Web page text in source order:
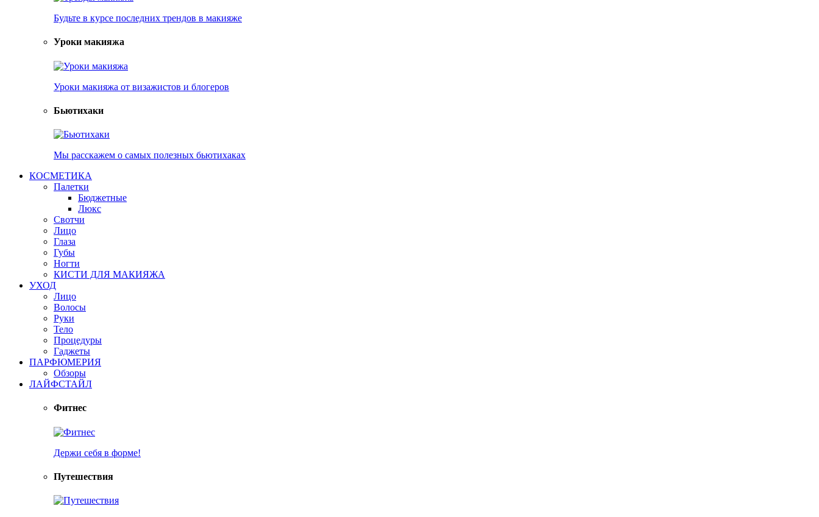
Будьте в курсе последних трендов в макияже
Уроки макияжа
Уроки макияжа от визажистов и блогеров
Бьютихаки
Мы расскажем о самых полезных бьютихаках
КОСМЕТИКА
Палетки
Бюджетные
Люкс
Свотчи
Лицо
Глаза
Губы
Ногти
КИСТИ ДЛЯ МАКИЯЖА
УХОД
Лицо
Волосы
Руки
Тело
Процедуры
Гаджеты
ПАРФЮМЕРИЯ
Обзоры
ЛАЙФСТАЙЛ
Фитнес
Держи себя в форме!
Путешествия